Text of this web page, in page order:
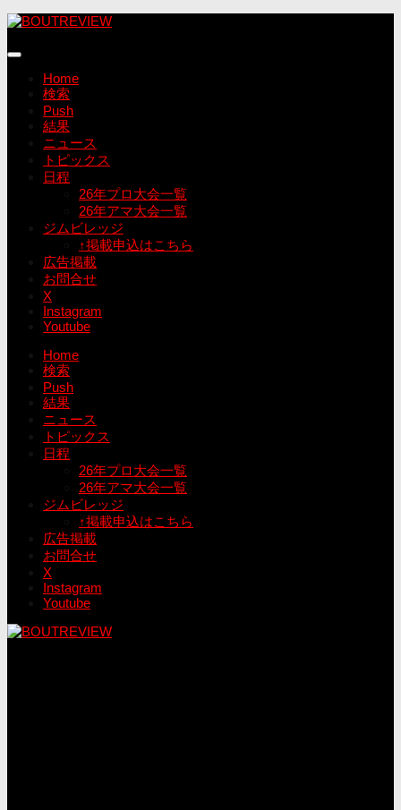
コ
テ
Home
検索
Push
結果
ニュース
トピックス
日程
26年プロ大会一覧
26年アマ大会一覧
ジムビレッジ
↑掲載申込はこちら
広告掲載
お問合せ
X
Instagram
Youtube
Home
検索
Push
結果
ニュース
トピックス
日程
26年プロ大会一覧
26年アマ大会一覧
ジムビレッジ
↑掲載申込はこちら
広告掲載
お問合せ
X
Instagram
Youtube